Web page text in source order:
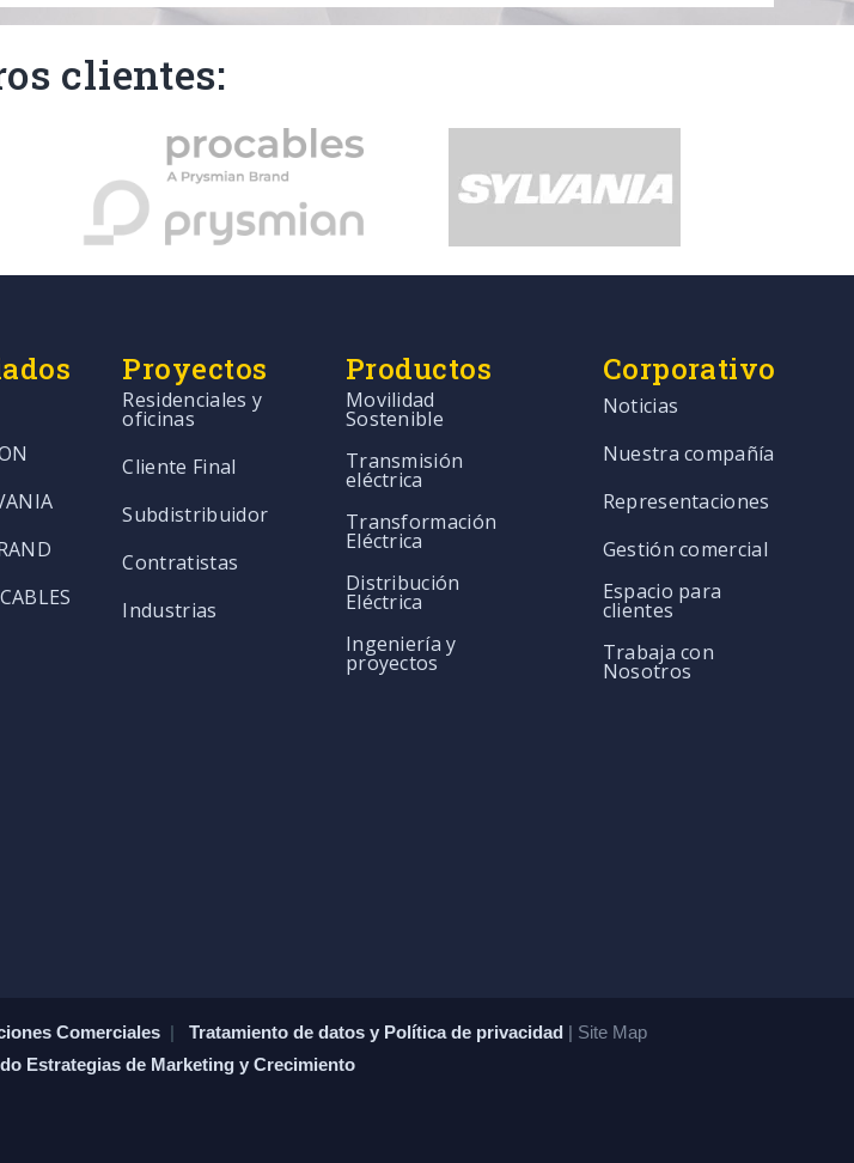
clientes:
Proyectos
Residenciales y
oficinas
Cliente Final
Subdistribuidor
Contratistas
Industrias
Productos
Movilidad
Sostenible
Transmisión
eléctrica
Transformación
Eléctrica
Distribución
Eléctrica
Ingeniería y
proyectos
Corporativo
Noticias
Nuestra compañía
Representaciones
Gestión comercial
Espacio para
clientes
Trabaja con
Nosotros
Comerciales| Tratamiento de datos y Política de privacidad | Site Map
Estrategias de Marketing y Crecimiento